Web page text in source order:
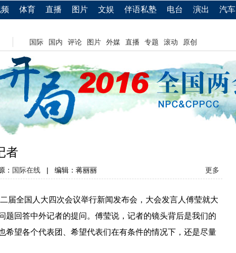
体育 直播 图片 文娱 伴语私塾 电台 演出 汽车
国际 国内 评论 图片 外媒 直播 专题 滚动 原创
者
： 国际在线 | 编辑：蒋丽丽 更多
全国人大四次会议举行新闻发布会，大会发言人傅莹就大
题回答中外记者的提问。傅莹说，记者的镜头背后是我们的
希望各个代表团、希望代表们在有条件的情况下，还是尽量